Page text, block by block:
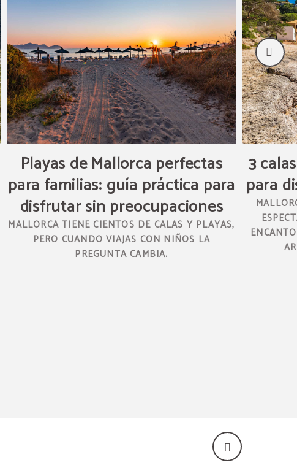
Playas de Mallorca perfectas
para familias: guía práctica para
disfrutar sin preocupaciones
MALLORCA TIENE CIENTOS DE CALAS Y PLAYAS,
PERO CUANDO VIAJAS CON NIÑOS LA
PREGUNTA CAMBIA.
3
para